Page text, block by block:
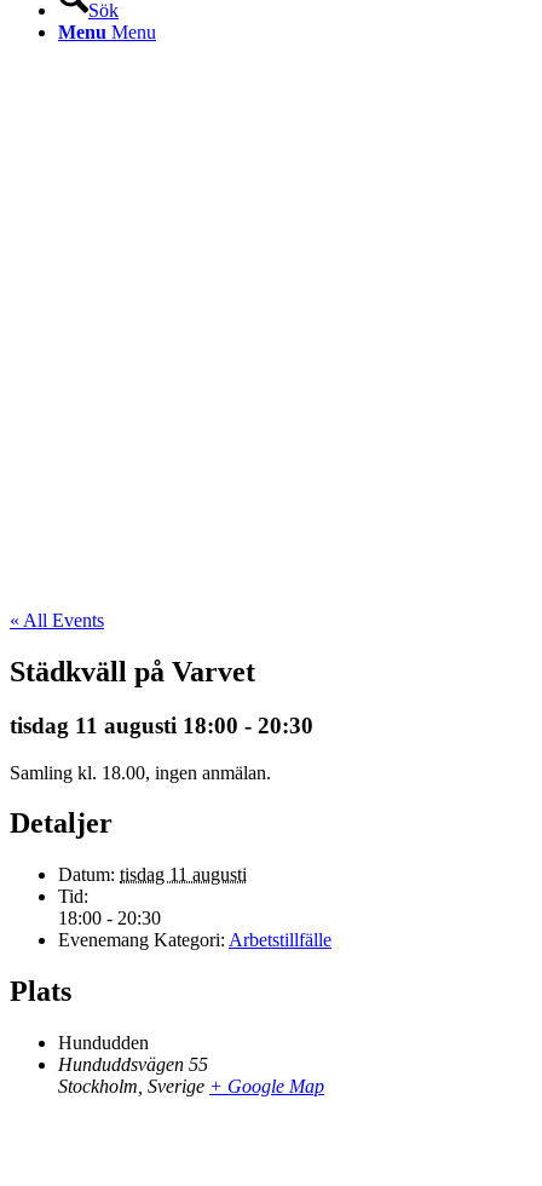
Sök
Menu Menu
« All Events
Städkväll på Varvet
tisdag 11 augusti 18:00 - 20:30
Samling kl. 18.00, ingen anmälan.
Detaljer
Datum: tisdag 11 augusti
Tid:
18:00 - 20:30
Evenemang Kategori: Arbetstillfälle
Plats
Hundudden
Hunduddsvägen 55
Stockholm Sverige + Google Map